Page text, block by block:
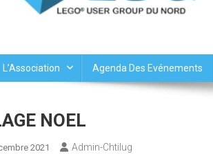
L’Association Agenda Des Evénements
NOEL
2021 Admin-Chtilug